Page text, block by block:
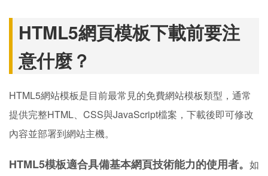
HTML5網頁模板下載前要注
意什麼？
HTML5網站模板是目前最常見的免費網站模板類型，通常
提供完整HTML、CSS與JavaScript檔案，下載後即可修改
內容並部署到網站主機。
HTML5模板適合具備基本網頁技術能力的使用者。 如